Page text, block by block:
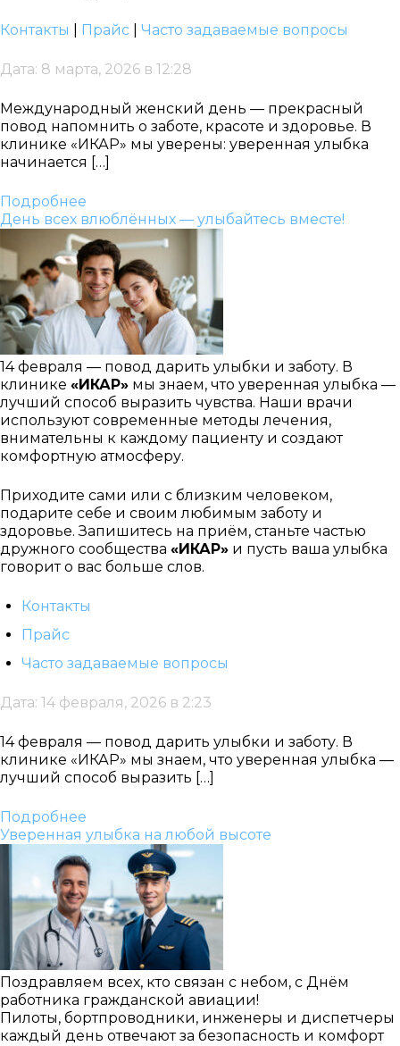
на приём
Выберите
клинику:
Выберите
Контакты Прайс Часто задаваемые вопросы
Дата: 8 марта, 2026 в 12:28
Международный женский день — прекрасный
повод напомнить о заботе, красоте и здоровье. В
клинике «ИКАР» мы уверены: уверенная улыбка
начинается […]
Подробнее
День всех влюблённых — улыбайтесь вместе!
14 февраля — повод дарить улыбки и заботу. В
клинике «ИКАР» мы знаем, что уверенная улыбка —
лучший способ выразить чувства. Наши врачи
используют современные методы лечения,
внимательны к каждому пациенту и создают
комфортную атмосферу.
Приходите сами или с близким человеком,
подарите себе и своим любимым заботу и
здоровье. Запишитесь на приём, станьте частью
дружного сообщества «ИКАР» и пусть ваша улыбка
говорит о вас больше слов.
Контакты
Прайс
Часто задаваемые вопросы
Дата: 14 февраля, 2026 в 2:23
14 февраля — повод дарить улыбки и заботу. В
клинике «ИКАР» мы знаем, что уверенная улыбка —
лучший способ выразить […]
Подробнее
Уверенная улыбка на любой высоте
Поздравляем всех, кто связан с небом, с Днём
работника гражданской авиации!
Пилоты, бортпроводники, инженеры и диспетчеры
каждый день отвечают за безопасность и комфорт